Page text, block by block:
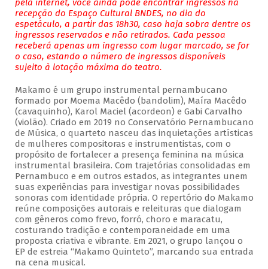
pela internet, você ainda pode encontrar ingressos na
recepção do Espaço Cultural BNDES, no dia do
espetáculo, a partir das 18h30, caso haja sobra dentre os
ingressos reservados e não retirados. Cada pessoa
receberá apenas um ingresso com lugar marcado, se for
o caso, estando o número de ingressos disponíveis
sujeito à lotação máxima do teatro.
Makamo é um grupo instrumental pernambucano
formado por Moema Macêdo (bandolim), Maíra Macêdo
(cavaquinho), Karol Maciel (acordeon) e Gabi Carvalho
(violão). Criado em 2019 no Conservatório Pernambucano
de Música, o quarteto nasceu das inquietações artísticas
de mulheres compositoras e instrumentistas, com o
propósito de fortalecer a presença feminina na música
instrumental brasileira. Com trajetórias consolidadas em
Pernambuco e em outros estados, as integrantes unem
suas experiências para investigar novas possibilidades
sonoras com identidade própria. O repertório do Makamo
reúne composições autorais e releituras que dialogam
com gêneros como frevo, forró, choro e maracatu,
costurando tradição e contemporaneidade em uma
proposta criativa e vibrante. Em 2021, o grupo lançou o
EP de estreia “Makamo Quinteto”, marcando sua entrada
na cena musical.